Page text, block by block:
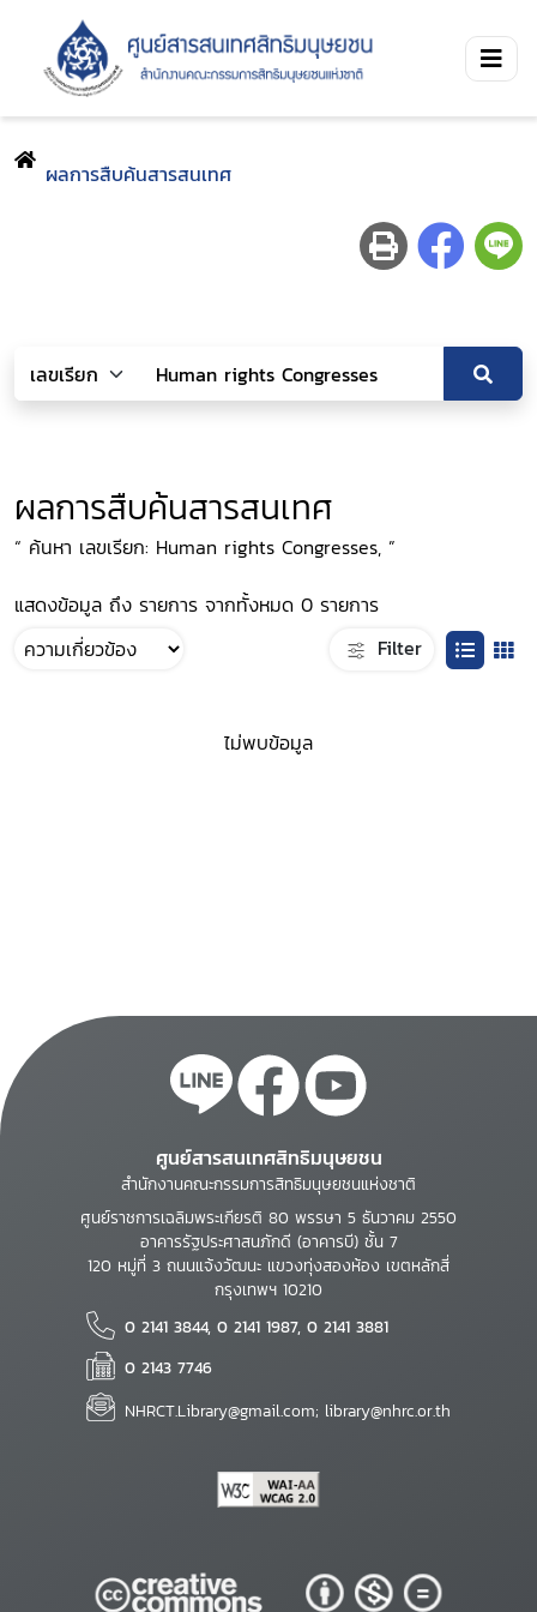
ผลการสืบค้นสารสนเทศ
ผลการสืบค้นสารสนเทศ
“ ค้นหา เลขเรียก: Human rights Congresses, ”
แสดงข้อมูล ถึง รายการ จากทั้งหมด 0 รายการ
Filter
ไม่พบข้อมูล
ศูนย์สารสนเทศสิทธิมนุษยชน
สำนักงานคณะกรรมการสิทธิมนุษยชนแห่งชาติ
ศูนย์ราชการเฉลิมพระเกียรติ 80 พรรษา 5 ธันวาคม 2550
อาคารรัฐประศาสนภักดี (อาคารบี) ชั้น 7
120 หมู่ที่ 3 ถนนแจ้งวัฒนะ แขวงทุ่งสองห้อง เขตหลักสี่
กรุงเทพฯ 10210
0 2141 3844, 0 2141 1987, 0 2141 3881
0 2143 7746
NHRCT.Library@gmail.com; library@nhrc.or.th